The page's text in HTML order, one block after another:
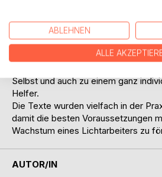
Weiterentwicklung genutzt werden,
Meditationstexte sinnvoll
Sie finden unter anderem die
Selbst und auch zu einem ganz
Helfer.
Die Texte wurden vielfach in der
damit die besten Voraussetzungen
Wachstum eines Lichtarbeiters zu
AUTOR/IN
ABLEHNEN
ALLE